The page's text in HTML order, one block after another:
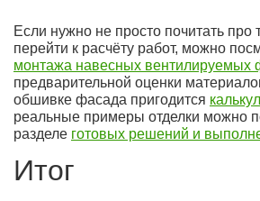
Если нужно не просто почитать про
перейти к расчёту работ, можно
монтажа навесных вентилируемых
предварительной оценки
обшивке фасада пригодится
реальные примеры отделки можно
разделе готовых решений и
Итог